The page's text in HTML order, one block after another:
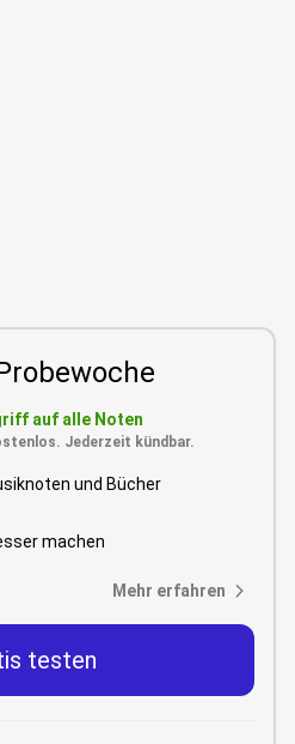
auf alle Noten
Jederzeit kündbar.
und Bücher
machen
Mehr erfahren
testen